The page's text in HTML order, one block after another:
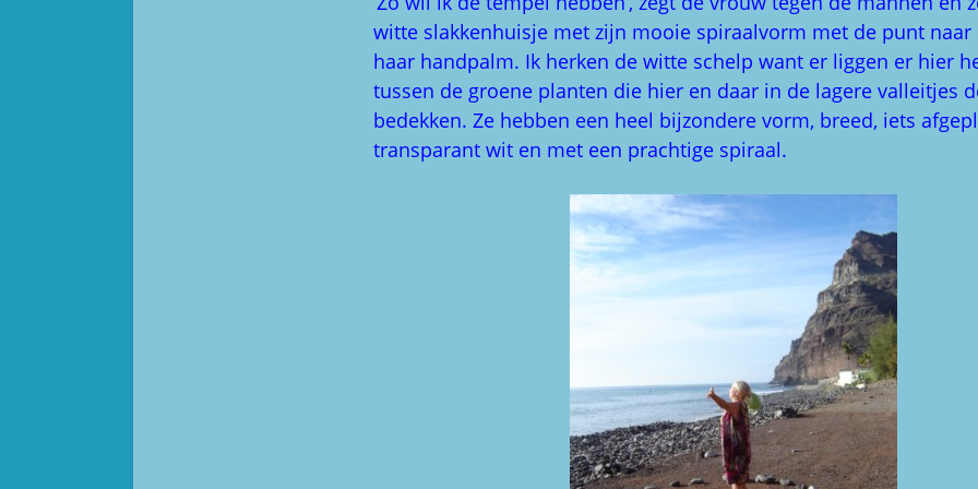
witte slakkenhuisje met zijn mooie spiraalvorm met de punt naar
haar handpalm. Ik herken de witte schelp want er liggen er hier
tussen de groene planten die hier en daar in de lagere valleitjes
bedekken. Ze hebben een heel bijzondere vorm, breed, iets
transparant wit en met een prachtige spiraal.